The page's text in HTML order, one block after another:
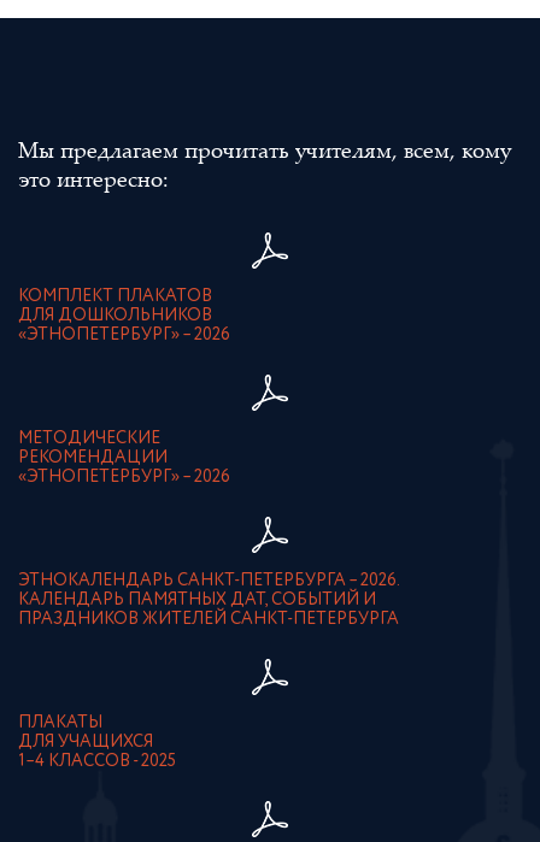
Мы предлагаем прочитать учителям, всем, кому
это интересно:
КОМПЛЕКТ ПЛАКАТОВ
ДЛЯ ДОШКОЛЬНИКОВ
«ЭТНОПЕТЕРБУРГ» – 2026
МЕТОДИЧЕСКИЕ
РЕКОМЕНДАЦИИ
«ЭТНОПЕТЕРБУРГ» – 2026
ЭТНОКАЛЕНДАРЬ САНКТ-ПЕТЕРБУРГА – 2026.
КАЛЕНДАРЬ ПАМЯТНЫХ ДАТ, СОБЫТИЙ И
ПРАЗДНИКОВ ЖИТЕЛЕЙ САНКТ-ПЕТЕРБУРГА
ПЛАКАТЫ
ДЛЯ УЧАЩИХСЯ
1–4 КЛАССОВ - 2025